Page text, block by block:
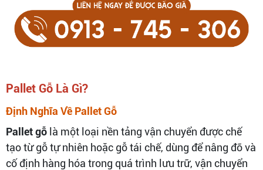
Pallet Gỗ Là Gì?
Định Nghĩa Về Pallet Gỗ
Pallet gỗ là một loại nền tảng vận chuyển được chế
tạo từ gỗ tự nhiên hoặc gỗ tái chế, dùng để nâng đỡ và
cố định hàng hóa trong quá trình lưu trữ, vận chuyển